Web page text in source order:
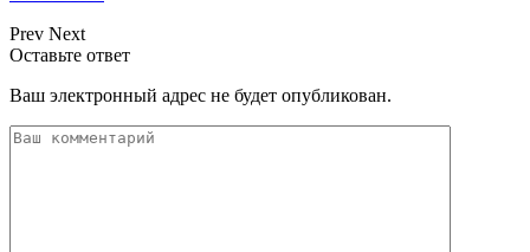
Prev Next
Оставьте ответ
Ваш электронный адрес не будет опубликован.